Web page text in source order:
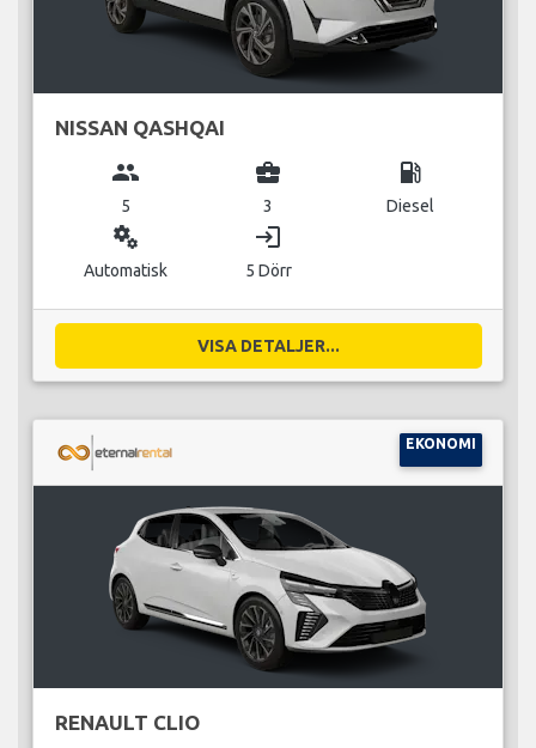
NISSAN QASHQAI
group
5
business_center
3
local_gas_station
Diesel
miscellaneous_services
Automatisk
login
5 Dörr
VISA DETALJER...
EKONOMI
RENAULT CLIO